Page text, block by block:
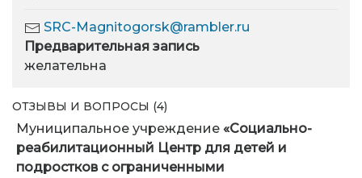
SRC-Magnitogorsk@rambler.ru
Предварительная запись
желательна
ОТЗЫВЫ И ВОПРОСЫ (4)
Муниципальное учреждение «Социально-
реабилитационный Центр для детей и
подростков с ограниченными